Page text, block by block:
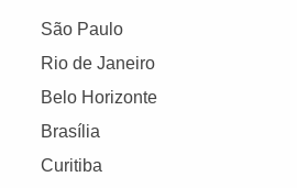
São Paulo
Rio de Janeiro
Belo Horizonte
Brasília
Curitiba